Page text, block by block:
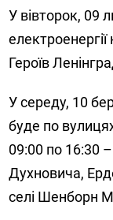
У вівторок, 09
Героїв
У середу, 10
буде по
09:00 по 16:30
Духновича,
селі Шенборн